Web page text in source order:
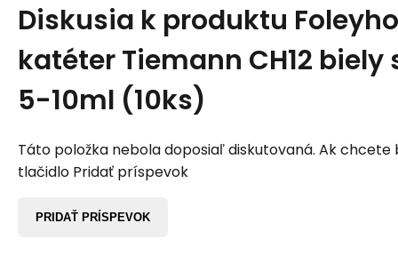
Diskusia k produktu
katéter Tiemann CH12
5-10ml (10ks)
Táto položka nebola doposiaľ diskutovaná. Ak chcete
tlačidlo Pridať príspevok
PRIDAŤ PRÍSPEVOK